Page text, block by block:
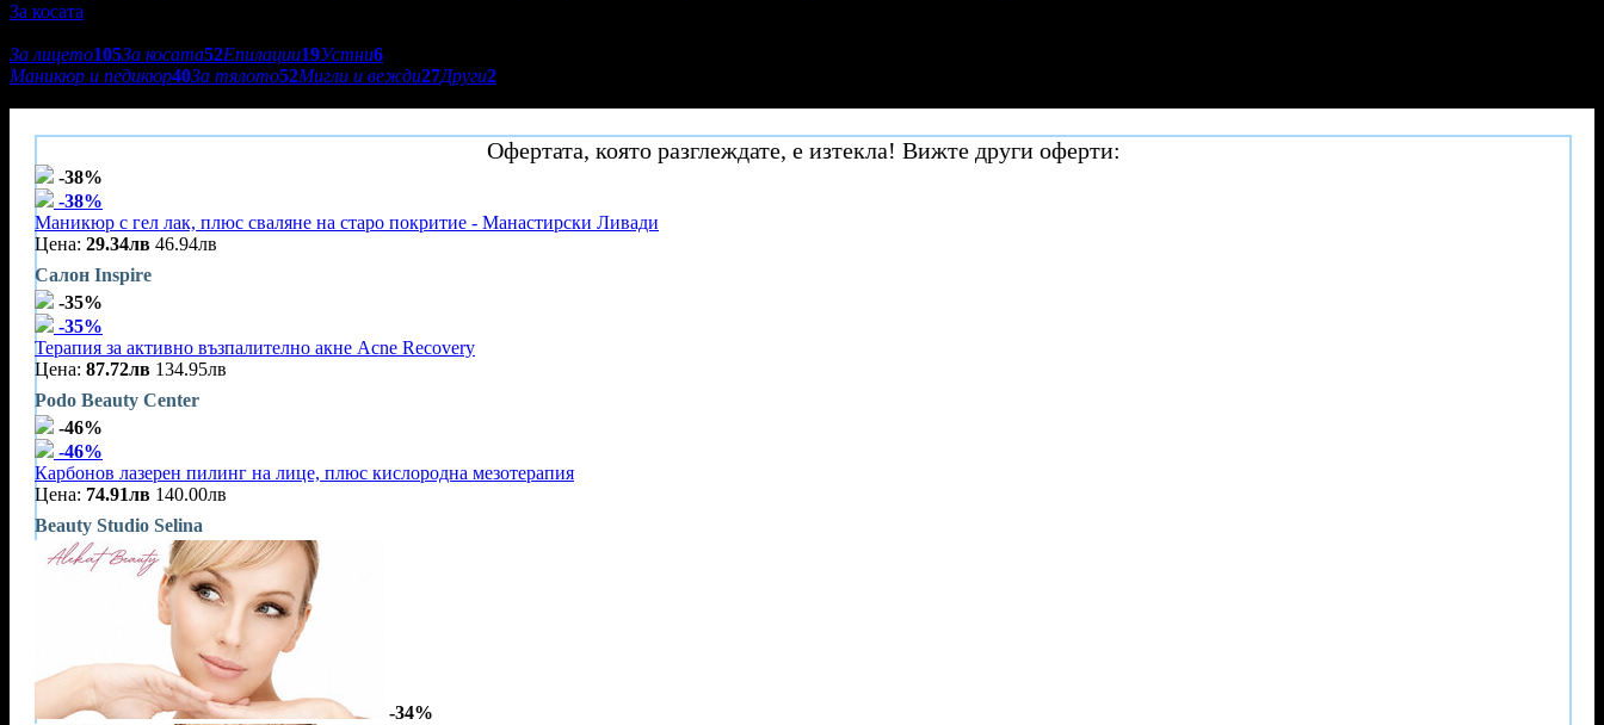
За косата
За лицето105За косата52Епилации19Устни6
Маникюр и педикюр40За тялото52Мигли и вежди27Други2
Офертата, която разглеждате, е изтекла! Вижте други оферти:
-38%
-38%
Маникюр с гел лак, плюс сваляне на старо покритие - Манастирски Ливади
Цена: 29.34лв 46.94лв
Салон Inspire
-35%
-35%
Терапия за активно възпалително акне Acne Recovery
Цена: 87.72лв 134.95лв
Podo Beauty Center
-46%
-46%
Карбонов лазерен пилинг на лице, плюс кислородна мезотерапия
Цена: 74.91лв 140.00лв
Beauty Studio Selina
-34%